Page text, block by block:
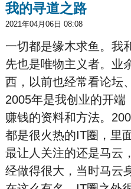
我的寻道之路
2021年04月06日 08:08
一切都是缘木求鱼。我
先也是唯物主义者。业
西，以前也经常看论坛
2005年是我创业的开
赚钱的资料和方法。
都是很火热的IT圈，里
最让人关注的还是马云
经做得很大，当时马云